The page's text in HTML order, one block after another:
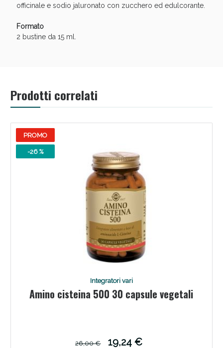
officinale e sodio jaluronato con zucchero ed edulcorante.
Formato
2 bustine da 15 ml.
Prodotti correlati
PROMO
-26 %
Integratori vari
Amino cisteina 500 30 capsule vegetali
26,00 € 19,24 €
Benessere Intestinale: Sconto fino al 55% valido
Scopri le offerte di Oggi